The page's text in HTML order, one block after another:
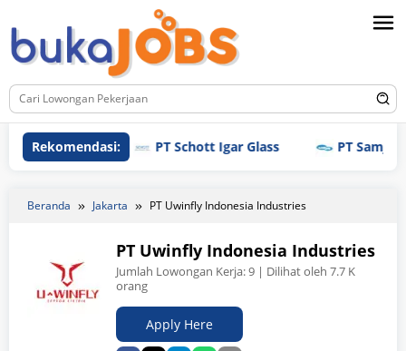
ke
konten
Rekomendasi: PT Schott Igar Glass PT Samjin
Beranda Jakarta PT Uwinfly Indonesia Industries
PT Uwinfly Indonesia Industries
Jumlah Lowongan Kerja:9 | Dilihat oleh 7.7 K
orang
Apply Here